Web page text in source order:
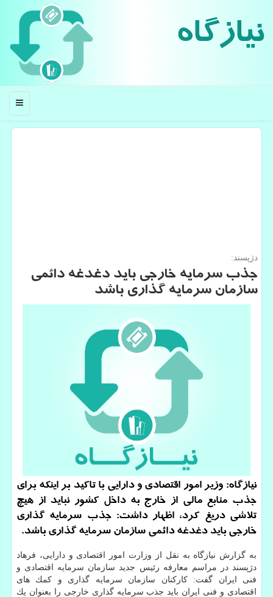
نیازگاه
منو
دژپسند:
جذب سرمایه خارجی باید دغدغه دائمی
سازمان سرمایه گذاری باشد
نیازگاه: وزیر امور اقتصادی و دارایی با تاكید بر اینكه برای
جذب منابع مالی از خارج به داخل كشور نباید از هیچ
تلاشی دریغ كرد، اظهار داشت: جذب سرمایه گذاری
خارجی باید دغدغه دائمی سازمان سرمایه گذاری باشد.
به گزارش نیازگاه به نقل از وزارت امور اقتصادی و دارایی، فرهاد
دژپسند در مراسم معارفه رئیس جدید سازمان سرمایه اقتصادی و
فنی ایران گفت: كاركنان سازمان سرمایه گذاری و كمك های
اقتصادی و فنی ایران باید جذب سرمایه گذاری خارجی را بعنوان یك